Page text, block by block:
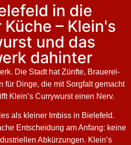
in die
– Klein's
und das
dahinter
Die Stadt hat Zünfte, Brauerei-
für Dinge, die mit Sorgfalt gemacht
Klein’s Currywurst einen Nerv.
als kleiner Imbiss in Bielefeld.
Entscheidung am Anfang: keine
Abkürzungen. Klein’s